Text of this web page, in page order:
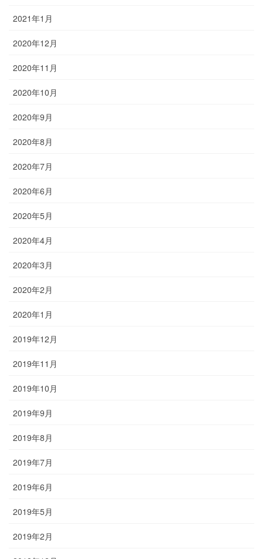
2021年1月
2020年12月
2020年11月
2020年10月
2020年9月
2020年8月
2020年7月
2020年6月
2020年5月
2020年4月
2020年3月
2020年2月
2020年1月
2019年12月
2019年11月
2019年10月
2019年9月
2019年8月
2019年7月
2019年6月
2019年5月
2019年2月